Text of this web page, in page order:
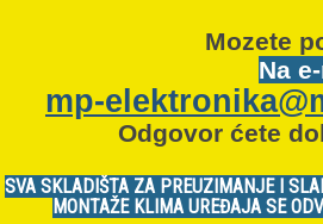
Mozete
Na
mp-
Odgovor ćete
SVA SKLADIŠTA ZA PREUZIMANJE I
MONTAŽE KLIMA UREĐAJA SE